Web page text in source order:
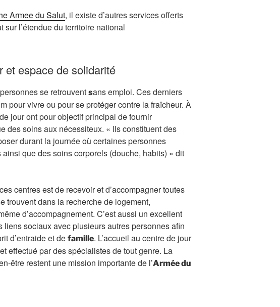
Armee du Salut, il existe d’autres services offerts
sur l’étendue du territoire national
et espace de solidarité
se retrouvent sans emploi. Ces derniers
pour vivre ou pour se protéger contre la fraîcheur. À
jour ont pour objectif principal de fournir
des soins aux nécessiteux. « Ils constituent des
durant la journée où certaines personnes
que des soins corporels (douche, habits) » dit
centres est de recevoir et d’accompagner toutes
trouvent dans la recherche de logement,
d’accompagnement. C’est aussi un excellent
liens sociaux avec plusieurs autres personnes afin
d’entraide et de famille. L’accueil au centre de jour
effectué par des spécialistes de tout genre. La
être restent une mission importante de l’Armée du